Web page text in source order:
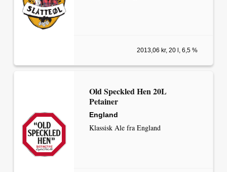
2013,06 kr, 20 l, 6,5 %
Old Speckled Hen 20L
Petainer
England
Klassisk Ale fra England